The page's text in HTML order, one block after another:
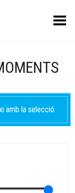
Obrir/tancar el menú
amb la selecció.